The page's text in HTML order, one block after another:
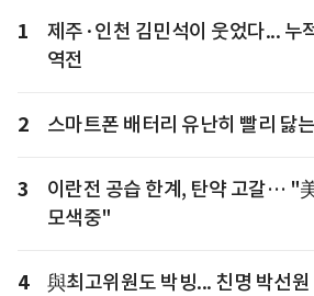
1
제주·인천 김민석이 웃었다... 누
역전
2 스마트폰 배터리 유난히 빨리 닳
3
이란전 공습 한계, 탄약 고갈… "
모색중"
4
與최고위원도 박빙... 친명 박선